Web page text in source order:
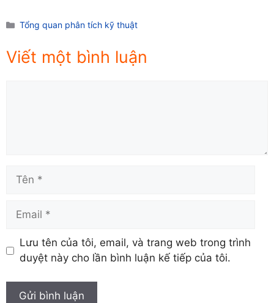
Danh
Tổng quan phân tích kỹ thuật
Viết một bình luận
Tên
Email
Lưu tên của tôi, email, và trang web trong trình
duyệt này cho lần bình luận kế tiếp của tôi.